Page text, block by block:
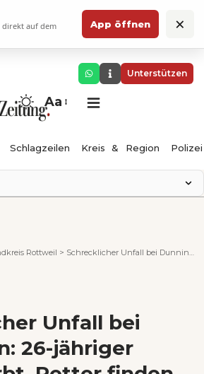
direkt auf dem
App öffnen ×
Unterstützen
Aa
Schlagzeilen Kreis & Region Polizei
- Anzeige -
Rottweil > Schrecklicher Unfall bei Dunningen: 26-jähriger Fahrer stirbt, Retter finden totes Mädchen im Unfall-BMW
Unfall bei
26-jähriger